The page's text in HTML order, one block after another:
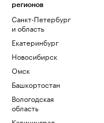
регионов
Санкт-Петербург
и область
Екатеринбург
Новосибирск
Омск
Башкортостан
Вологодская
область